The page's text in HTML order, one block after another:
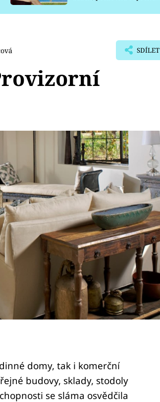
SDÍLET
domy, tak i komerční
budovy, sklady, stodoly
se sláma osvědčila